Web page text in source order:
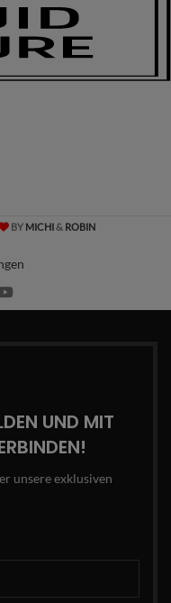
BY MICHI& ROBIN
UND MIT
unsere exklusiven